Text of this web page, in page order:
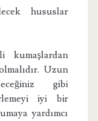
hususlar
kumaşlardan
Uzun
gibi
iyi bir
yardımcı